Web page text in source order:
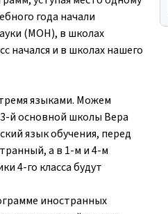
года начали
(МОН), в школах
начался и в школах нашего
языками. Можем
й основной школы Вера
язык обучения, перед
а в 1-м и 4-м
4-го класса будут
иностранных